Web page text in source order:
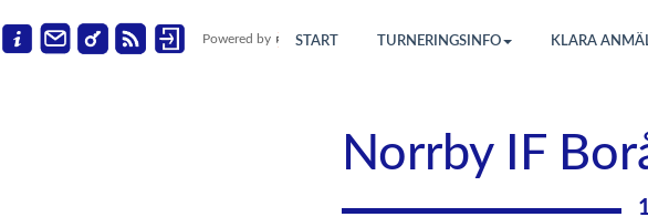
Powered by START TURNERINGSINFO KLARA
Norrby IF